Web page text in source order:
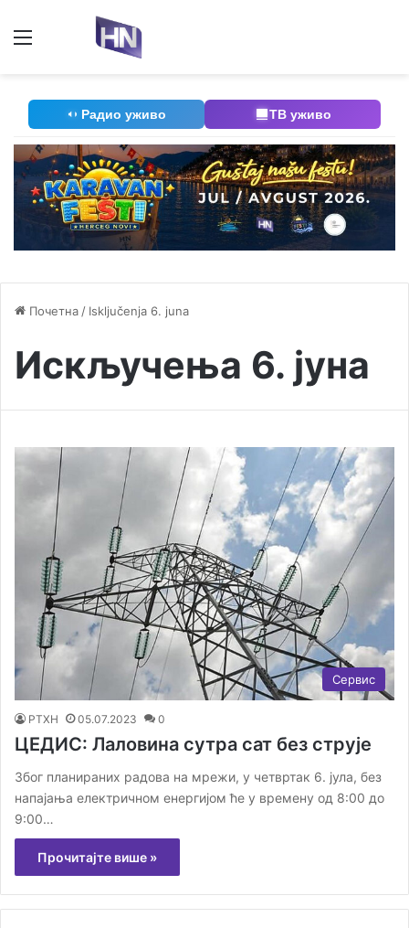
Радио уживо ТВ уживо
Почетна / Isključenja 6. juna
Искључења 6. јуна
Сервис
РТХН 05.07.2023 0
ЦЕДИС: Лаловина сутра сат без струје
Због планираних радова на мрежи, у четвртак 6. јула, без
напајања електричном енергијом ће у времену од 8:00 до
9:00…
Прочитајте више »